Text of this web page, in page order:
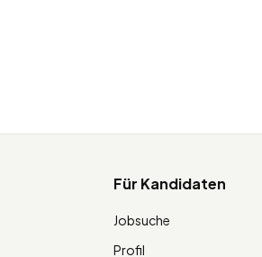
Für Kandidaten
Jobsuche
Profil